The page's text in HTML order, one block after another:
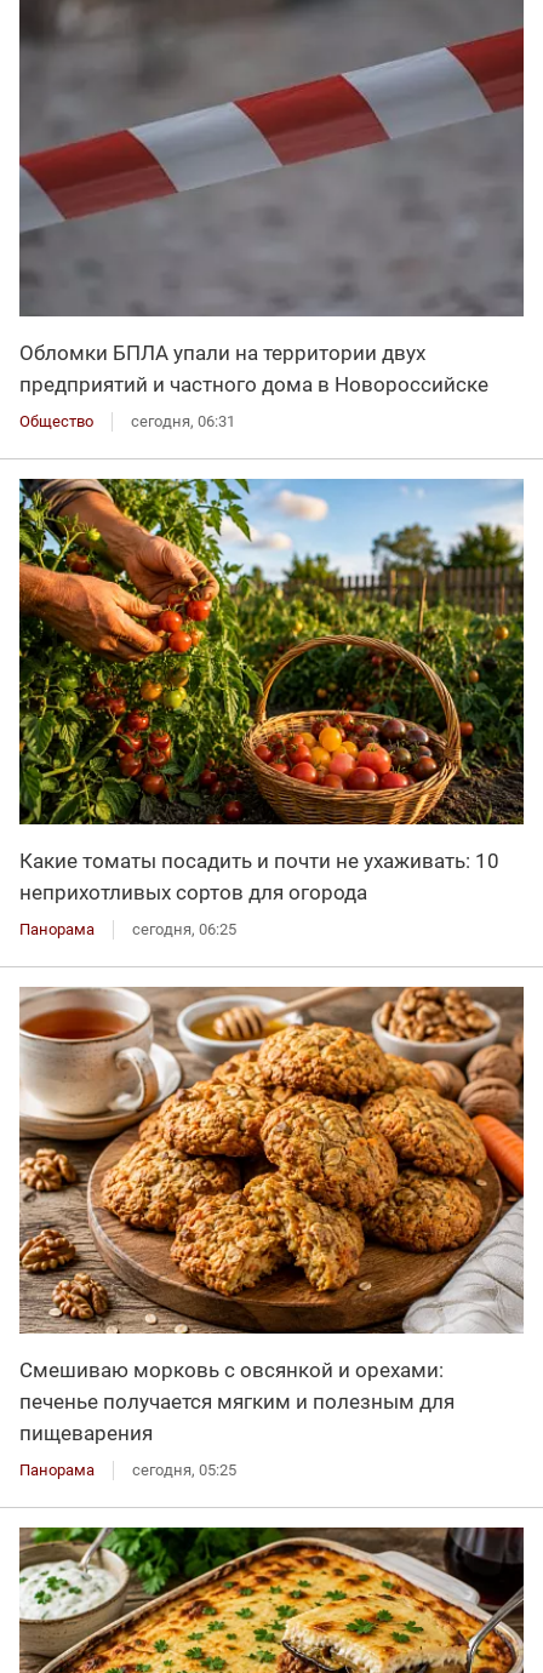
Обломки БПЛА упали на территории двух
предприятий и частного дома в Новороссийске
Общество сегодня, 06:31
Какие томаты посадить и почти не ухаживать: 10
неприхотливых сортов для огорода
Панорама сегодня, 06:25
Смешиваю морковь с овсянкой и орехами:
печенье получается мягким и полезным для
пищеварения
Панорама сегодня, 05:25